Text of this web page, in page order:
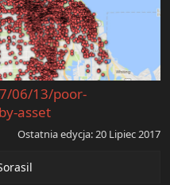
06/13/poor-
asset
Ostatnia edycja: 20 Lipiec 2017